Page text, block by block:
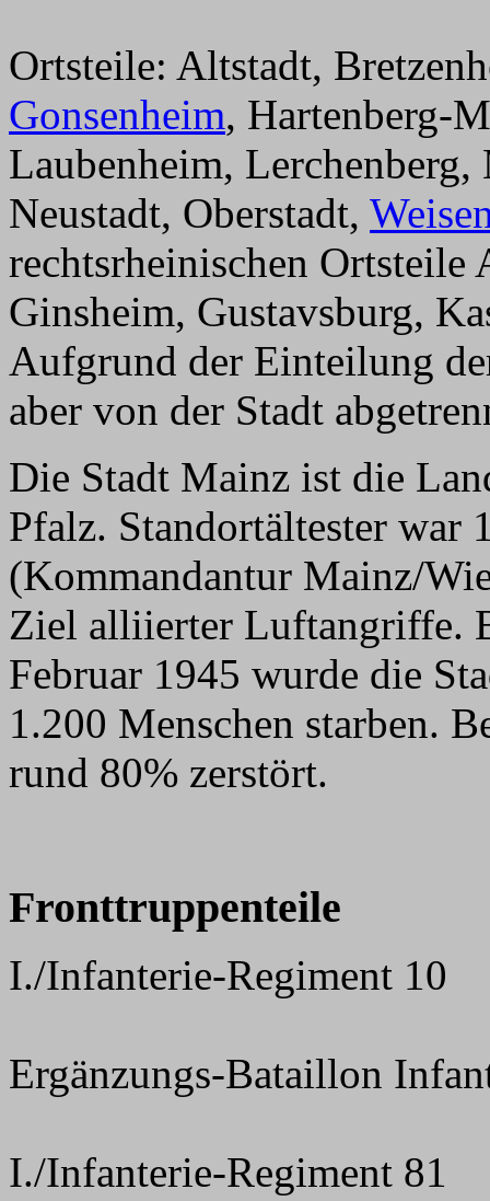
Ortsteile: Altstadt,
Gonsenheim, Hartenberg-
Laubenheim,
Neustadt, Oberstadt,
rechtsrheinischen
Ginsheim, Gustavsburg,
Aufgrund der Einteilung
aber von der Stadt
Die Stadt Mainz ist die
Pfalz. Standortältester war
(Kommandantur Mainz/
Ziel alliierter Luftangriffe.
Februar 1945 wurde die
1.200 Menschen starben.
rund 80% zerstört.
Fronttruppenteile
I./Infanterie-Regiment 10
Ergänzungs-Bataillon
I./Infanterie-Regiment 81